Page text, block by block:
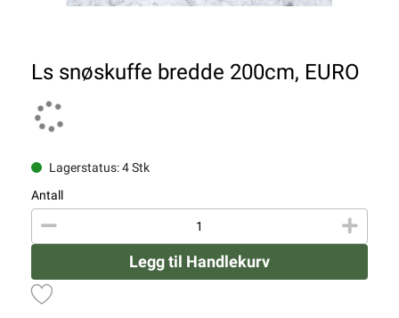
Ls snøskuffe bredde 200cm, EURO
Lagerstatus: 4 Stk
Antall
Legg til Handlekurv